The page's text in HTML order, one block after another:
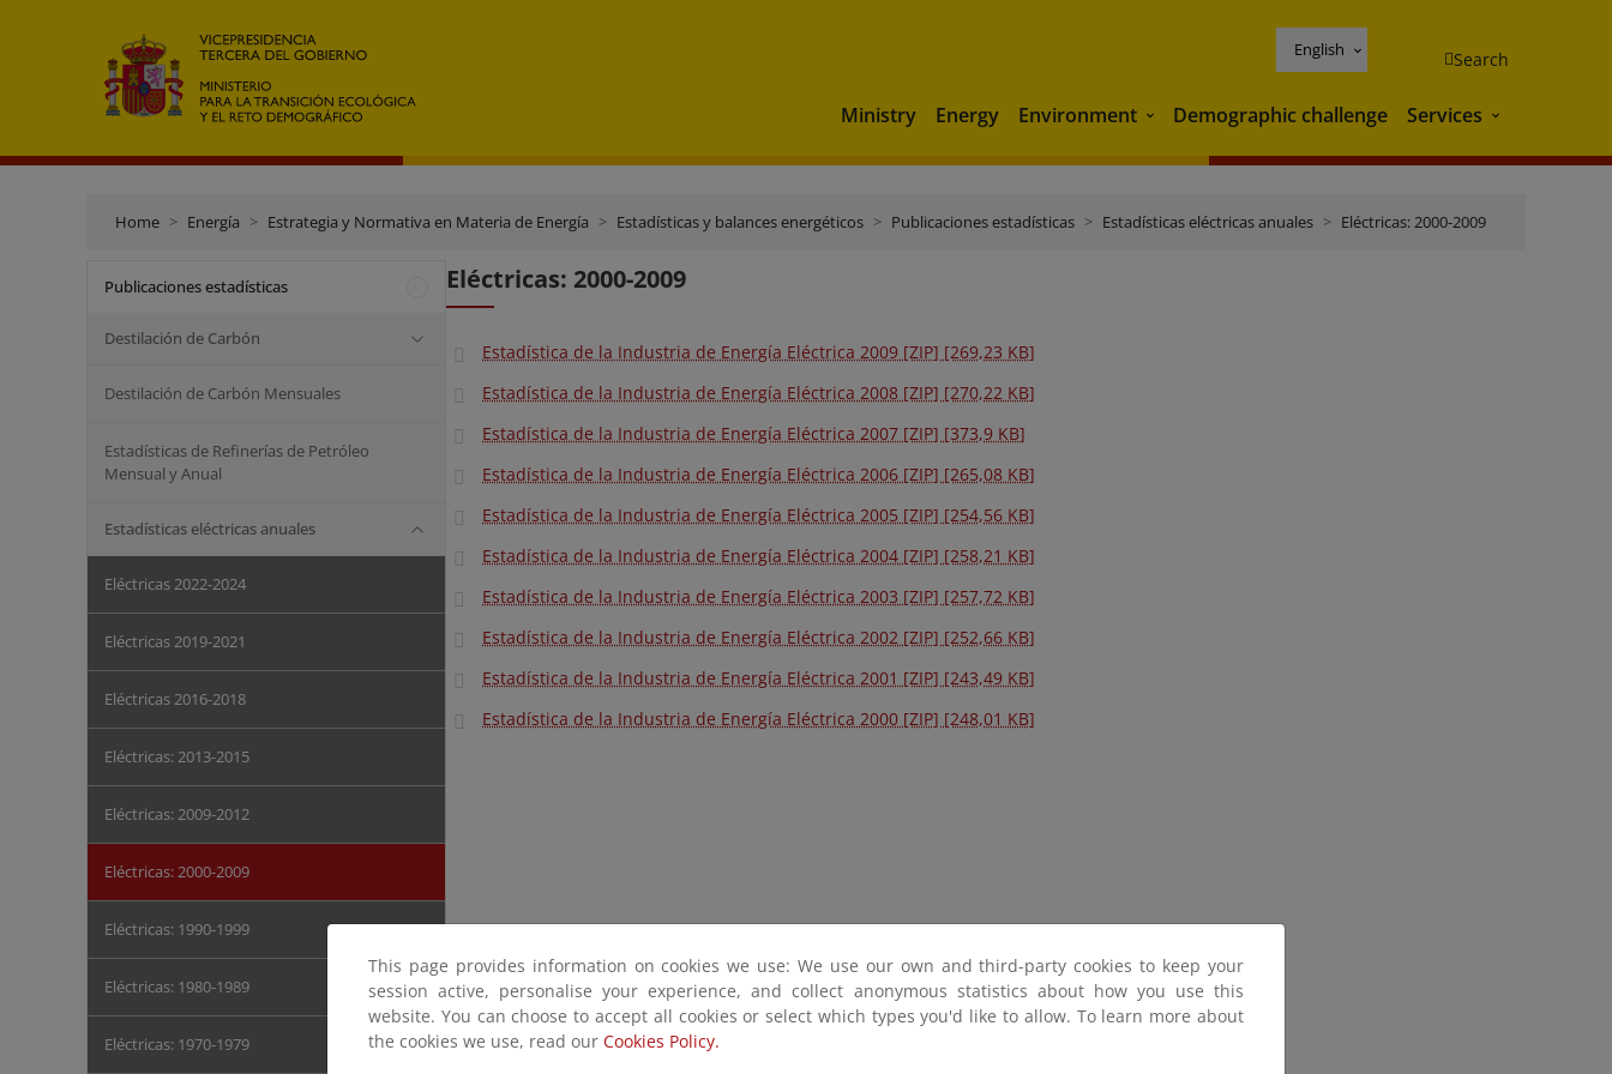
English Search
Ministry Energy Environment Environment
Demographic challenge Services Services
Home Energía Estrategia y Normativa en Materia de Energía Estadísticas y balances energéticos Publicaciones estadísticas Estadísticas eléctricas anuales Eléctricas: 2000-2009
Publicaciones estadísticas
Destilación de Carbón
Destilación de Carbón Mensuales
Estadísticas de Refinerías de Petróleo
Mensual y Anual
Estadísticas eléctricas anuales
Eléctricas 2022-2024
Eléctricas 2019-2021
Eléctricas 2016-2018
Eléctricas: 2013-2015
Eléctricas: 2009-2012
Eléctricas: 2000-2009
Eléctricas: 1990-1999
Eléctricas: 1980-1989
Eléctricas: 1970-1979
Eléctricas: 2000-2009
Estadística de la Industria de Energía Eléctrica 2009 [ZIP] [269,23 KB]
Estadística de la Industria de Energía Eléctrica 2008 [ZIP] [270,22 KB]
Estadística de la Industria de Energía Eléctrica 2007 [ZIP] [373,9 KB]
Estadística de la Industria de Energía Eléctrica 2006 [ZIP] [265,08 KB]
Estadística de la Industria de Energía Eléctrica 2005 [ZIP] [254,56 KB]
Estadística de la Industria de Energía Eléctrica 2004 [ZIP] [258,21 KB]
Estadística de la Industria de Energía Eléctrica 2003 [ZIP] [257,72 KB]
Estadística de la Industria de Energía Eléctrica 2002 [ZIP] [252,66 KB]
Estadística de la Industria de Energía Eléctrica 2001 [ZIP] [243,49 KB]
Estadística de la Industria de Energía Eléctrica 2000 [ZIP] [248,01 KB]
This page provides information on cookies we use: We use our own and third-party cookies to keep your
session active, personalise your experience, and collect anonymous statistics about how you use this
website. You can choose to accept all cookies or select which types you'd like to allow. To learn more about
the cookies we use, read our Cookies Policy.